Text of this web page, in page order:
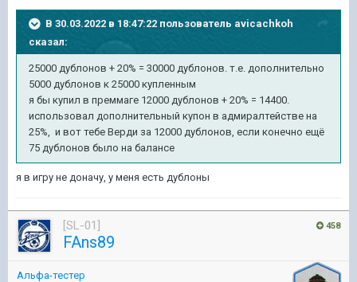
В 30.03.2022 в 18:47:22 пользователь avicachkoh
сказал:
25000 дублонов + 20% = 30000 дублонов. т.е. дополнительно
5000 дублонов к 25000 купленным
я бы купил в преммаге 12000 дублонов + 20% = 14400.
использовал дополнительный купон в адмиралтействе на
25%, и вот тебе Верди за 12000 дублонов, если конечно ещё
75 дублонов было на балансе
я в игру не доначу, у меня есть дублоны
458
[SL-01]
FAns89
Альфа-тестер